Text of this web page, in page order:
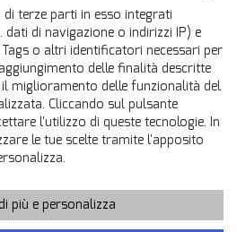
(BL)
S.r.l., Tutti i diritti riservati
-Cookie Policy
terze parti in esso integrati
di navigazione o indirizzi IP) e
o altri identificatori necessari per
delle finalità descritte
miglioramento delle funzionalità del
Cliccando sul pulsante
l'utilizzo di queste tecnologie. In
le tue scelte tramite l'apposito
più e personalizza